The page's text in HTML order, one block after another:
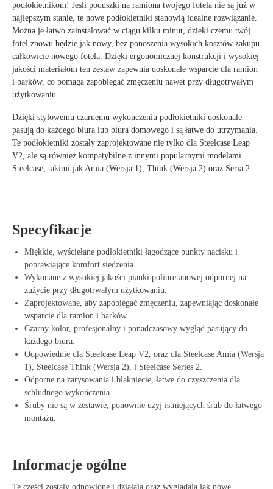
podłokietnikom! Jeśli poduszki na ramiona twojego fotela nie są już w
najlepszym stanie, te nowe podłokietniki stanowią idealne rozwiązanie.
Można je łatwo zainstalować w ciągu kilku minut, dzięki czemu twój
fotel znowu będzie jak nowy, bez ponoszenia wysokich kosztów zakupu
całkowicie nowego fotela. Dzięki ergonomicznej konstrukcji i wysokiej
jakości materiałom ten zestaw zapewnia doskonałe wsparcie dla ramion
i barków, co pomaga zapobiegać zmęczeniu nawet przy długotrwałym
użytkowaniu.
Dzięki stylowemu czarnemu wykończeniu podłokietniki doskonale
pasują do każdego biura lub biura domowego i są łatwe do utrzymania.
Te podłokietniki zostały zaprojektowane nie tylko dla Steelcase Leap
V2, ale są również kompatybilne z innymi popularnymi modelami
Steelcase, takimi jak Amia (Wersja 1), Think (Wersja 2) oraz Seria 2.
Specyfikacje
Miękkie, wyściełane podłokietniki łagodzące punkty nacisku i
poprawiające komfort siedzenia.
Wykonane z wysokiej jakości pianki poliuretanowej odpornej na
zużycie przy długotrwałym użytkowaniu.
Zaprojektowane, aby zapobiegać zmęczeniu, zapewniając doskonałe
wsparcie dla ramion i barków.
Czarny kolor, profesjonalny i ponadczasowy wygląd pasujący do
każdego biura.
Odpowiednie dla Steelcase Leap V2, oraz dla Steelcase Amia (Wersja
1), Steelcase Think (Wersja 2), i Steelcase Series 2.
Odporne na zarysowania i blaknięcie, łatwe do czyszczenia dla
schludnego wykończenia.
Śruby nie są w zestawie, ponownie użyj istniejących śrub do łatwego
montażu.
Informacje ogólne
Te części zostały odnowione i działają oraz wyglądają jak nowe.